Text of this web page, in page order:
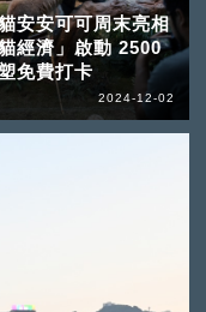
安安可可周末亮相
貓經濟」啟動 2500
免費打卡
2024-12-02